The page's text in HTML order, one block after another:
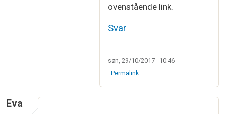
ovenstående link.
Svar
søn, 29/10/2017 - 10:46
Permalink
Eva